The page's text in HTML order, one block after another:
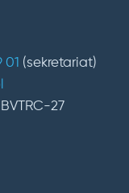
01 (sekretariat)
27
Instagram